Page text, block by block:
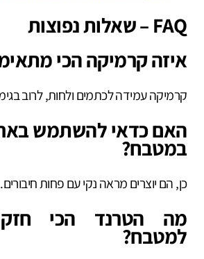
FAQ – שאלות נפוצות
איזה קרמיקה הכי
קרמיקה עמידה לכתמים ולחות, לרוב
האם כדאי להשתמש
במטבח?
כן, הם יוצרים מראה נקי עם פחות חיבורים.
מה הטרנד הכי
למטבח?